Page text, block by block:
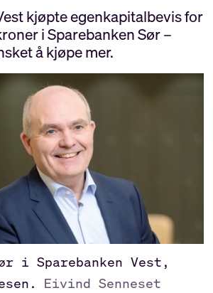
kjøpte egenkapitalbevis for
i Sparebanken Sør –
å kjøpe mer.
i Sparebanken Vest,
Eivind Senneset